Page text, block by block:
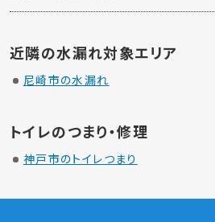
近隣の水漏れ対象エリア
尼崎市の水漏れ
トイレのつまり・修理
神戸市のトイレつまり